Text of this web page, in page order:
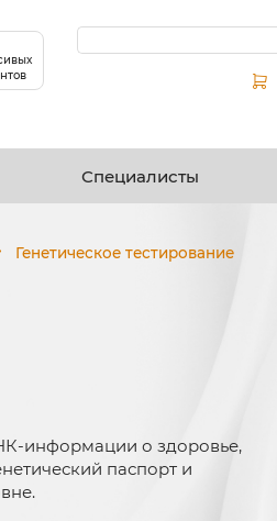
Специалисты
Генетическое тестирование
информации о здоровье,
паспорт и